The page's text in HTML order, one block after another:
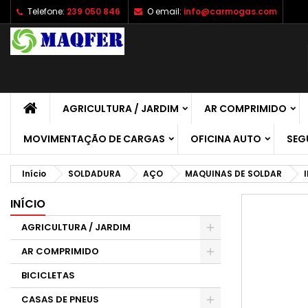
Telefone: 239 050 846 O email: info@carmogas.com
AGRICULTURA / JARDIM AR COMPRIMIDO
MOVIMENTAÇÃO DE CARGAS OFICINA AUTO
Início SOLDADURA AÇO MAQUINAS DE SOLDAR
INÍCIO
AGRICULTURA / JARDIM
AR COMPRIMIDO
BICICLETAS
CASAS DE PNEUS